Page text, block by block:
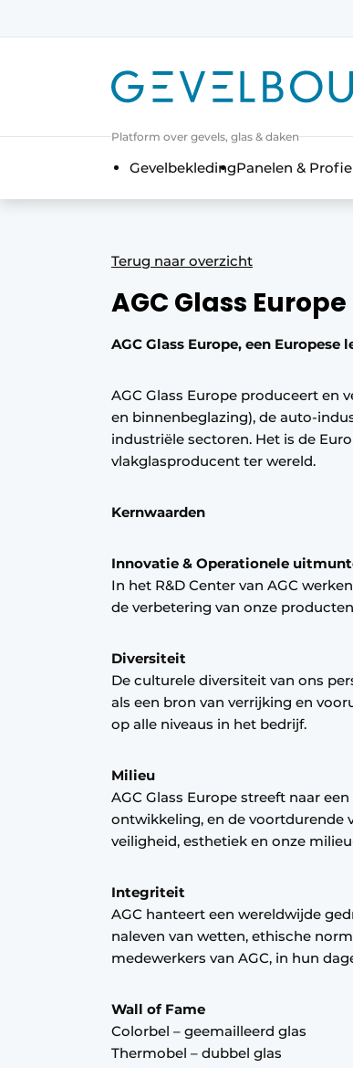
Algemene voorwaarden
De Gevelfactor
Gevelbouw 2024-04
Meest gelezen
Podcasts
Privacy / Cookie statement
Vacature aanmelden
Video’s
Platform over gevels, glas & daken
GevelbekledingPanelen &
Terug naar overzicht
AGC Glass Europe
AGC Glass Europe, een Europese
AGC Glass Europe produceert en
en binnenbeglazing), de auto-
industriële sectoren. Het is de
vlakglasproducent ter wereld.
Kernwaarden
Innovatie & Operationele
In het R&D Center van AGC
de verbetering van onze
Diversiteit
De culturele diversiteit van ons
als een bron van verrijking en
op alle niveaus in het bedrijf.
Milieu
AGC Glass Europe streeft naar
ontwikkeling, en de voortdurende
veiligheid, esthetiek en onze
Integriteit
AGC hanteert een wereldwijde
naleven van wetten, ethische
medewerkers van AGC, in hun
Wall of Fame
Colorbel – geemailleerd glas
Thermobel – dubbel glas